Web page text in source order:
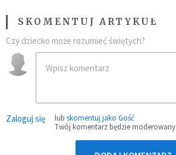
SKOMENTUJ ARTYKUŁ
Czy dziecko może rozumieć świętych?
Zaloguj się lub skomentuj jako Gość
Twój komentarz będzie moderowany